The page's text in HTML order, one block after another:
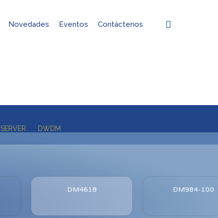
Novedades Eventos Contáctenos
SERVER DWDM
DM4618 DM984-100